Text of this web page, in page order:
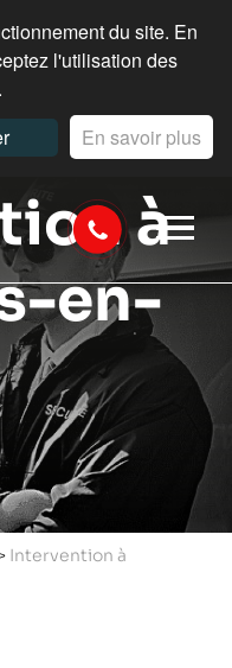
du site. En
l'utilisation des
En savoir plus
à
en-
Intervention à